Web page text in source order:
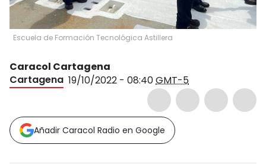
Escuela de Formación Tecnológica Astillera
Caracol Cartagena
Cartagena 19/10/2022 - 08:40GMT-5
Añadir Caracol Radio en Google